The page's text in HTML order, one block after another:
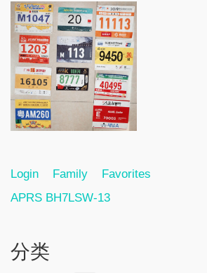
Login Family
Favorites
APRS BH7LSW-13
分类